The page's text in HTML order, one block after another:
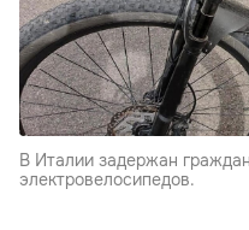
В Италии задержан
электровелосипедов.